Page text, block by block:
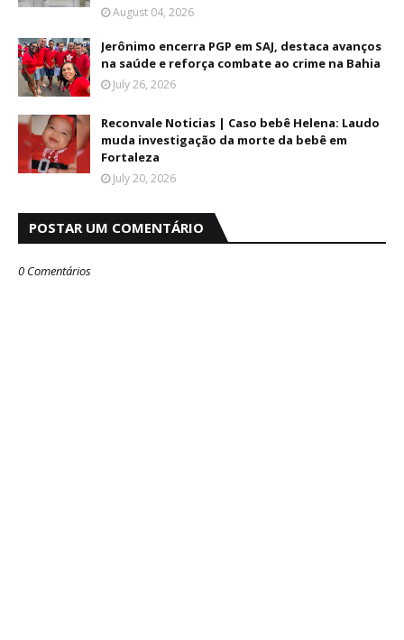
August 04, 2026
Jerônimo encerra PGP em SAJ, destaca avanços
na saúde e reforça combate ao crime na Bahia
July 26, 2026
Reconvale Noticias | Caso bebê Helena: Laudo
muda investigação da morte da bebê em
Fortaleza
July 20, 2026
POSTAR UM COMENTÁRIO
0 Comentários